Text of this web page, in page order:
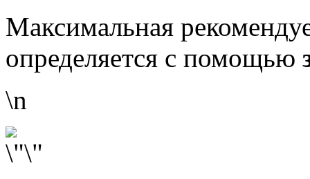
Максимальная
определяется с помощью
\n